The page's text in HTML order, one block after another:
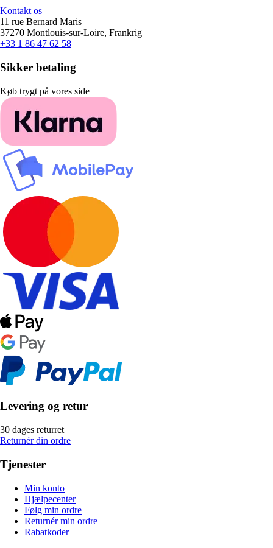
Kontakt os
11 rue Bernard Maris
37270 Montlouis-sur-Loire, Frankrig
+33 1 86 47 62 58
Sikker betaling
Køb trygt på vores side
Levering og retur
30 dages returret
Returnér din ordre
Tjenester
Min konto
Hjælpecenter
Følg min ordre
Returnér min ordre
Rabatkoder